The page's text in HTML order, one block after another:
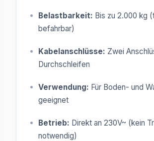
Belastbarkeit: Bis zu 2.000 kg
befahrbar)
Kabelanschlüsse: Zwei
Durchschleifen
Verwendung: Für Boden- und
geeignet
Betrieb: Direkt an 230V~ (kein
notwendig)